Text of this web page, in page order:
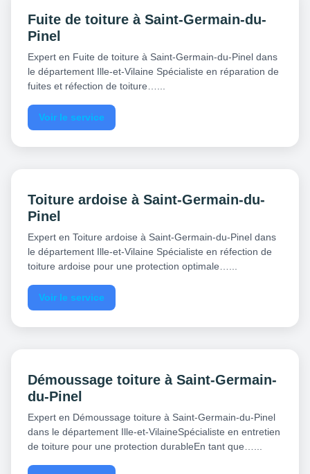
Fuite de toiture à Saint-Germain-du-
Pinel
Expert en Fuite de toiture à Saint-Germain-du-Pinel dans
le département Ille-et-Vilaine Spécialiste en réparation de
fuites et réfection de toiture…...
Voir le service
Toiture ardoise à Saint-Germain-du-
Pinel
Expert en Toiture ardoise à Saint-Germain-du-Pinel dans
le département Ille-et-Vilaine Spécialiste en réfection de
toiture ardoise pour une protection optimale…...
Voir le service
Démoussage toiture à Saint-Germain-
du-Pinel
Expert en Démoussage toiture à Saint-Germain-du-Pinel
dans le département Ille-et-VilaineSpécialiste en entretien
de toiture pour une protection durableEn tant que…...